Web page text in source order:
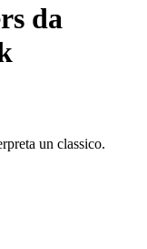
da
un classico.